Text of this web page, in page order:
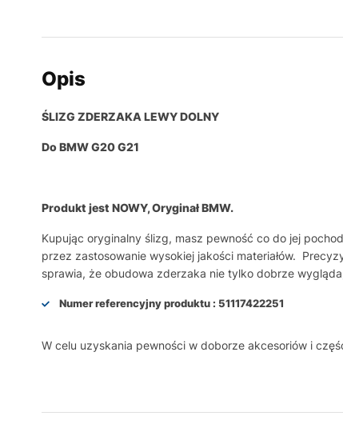
Opis
ŚLIZG ZDERZAKA LEWY DOLNY
Do BMW G20 G21
Produkt jest NOWY, Oryginał BMW.
Kupując oryginalny ślizg, masz pewność co do jej
przez zastosowanie wysokiej jakości materiałów.
sprawia, że obudowa zderzaka nie tylko dobrze
Numer referencyjny produktu : 51117422251
W celu uzyskania pewności w doborze akcesoriów i